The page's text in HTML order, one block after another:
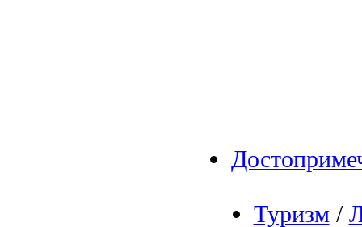
Туризм/